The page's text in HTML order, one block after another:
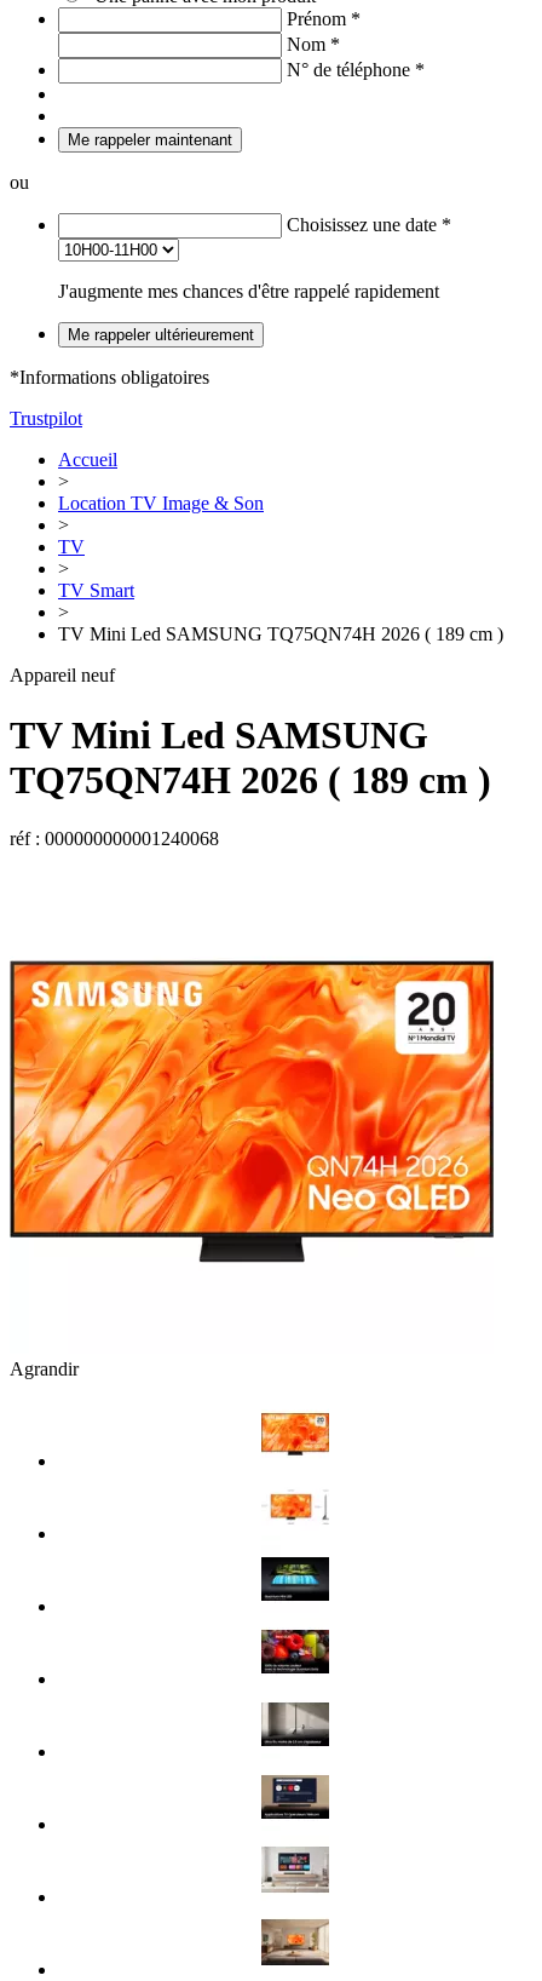
Prénom *
Nom *
N° de téléphone *
Me rappeler maintenant
ou
Choisissez une date *
J'augmente mes chances d'être rappelé rapidement
Me rappeler ultérieurement
*Informations obligatoires
Trustpilot
Accueil
>
Location TV Image & Son
>
TV
>
TV Smart
>
TV Mini Led SAMSUNG TQ75QN74H 2026 ( 189 cm )
Appareil neuf
TV Mini Led SAMSUNG
TQ75QN74H 2026 ( 189 cm )
réf : 000000000001240068
Agrandir